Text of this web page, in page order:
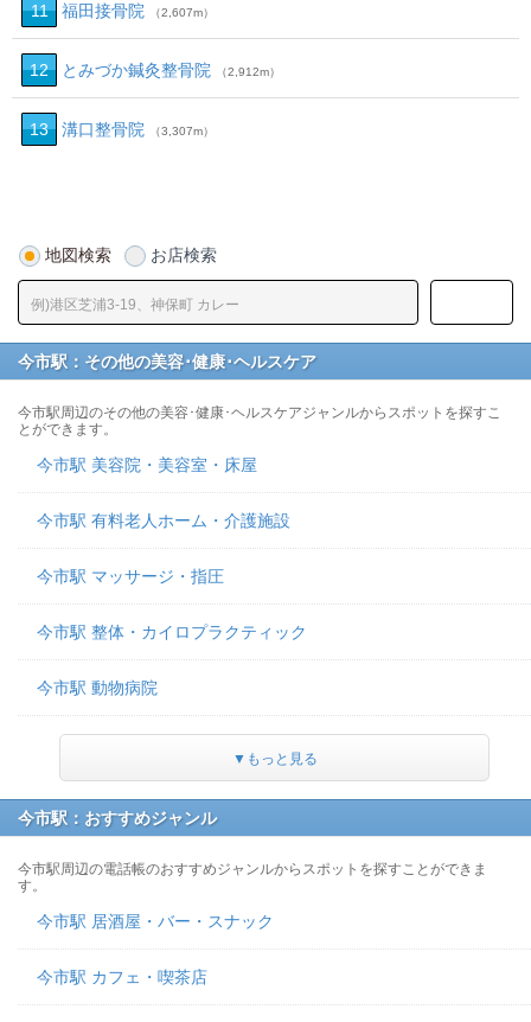
11 福田接骨院 （2,607m）
12 とみづか鍼灸整骨院 （2,912m）
13 溝口整骨院 （3,307m）
地図検索 お店検索
今市駅：その他の美容･健康･ヘルスケア
今市駅周辺のその他の美容･健康･ヘルスケアジャンルからスポットを探すこ
とができます。
今市駅 美容院・美容室・床屋
今市駅 有料老人ホーム・介護施設
今市駅 マッサージ・指圧
今市駅 整体・カイロプラクティック
今市駅 動物病院
▼もっと見る
今市駅：おすすめジャンル
今市駅周辺の電話帳のおすすめジャンルからスポットを探すことができま
す。
今市駅 居酒屋・バー・スナック
今市駅 カフェ・喫茶店